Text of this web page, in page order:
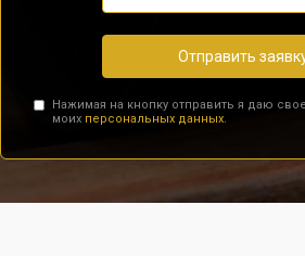
Отправить
Нажимая на кнопку отправить я даю
моих персональных данных.